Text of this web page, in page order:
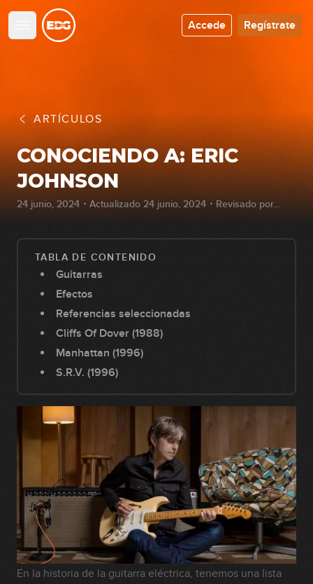
Accede Regístrate
ARTÍCULOS
CONOCIENDO A: ERIC
JOHNSON
24 junio, 2024・Actualizado 24 junio, 2024・Revisado por
TABLA DE CONTENIDO
Guitarras
Efectos
Referencias seleccionadas
Cliffs Of Dover (1988)
Manhattan (1996)
S.R.V. (1996)
En la historia de la guitarra eléctrica, tenemos una lista